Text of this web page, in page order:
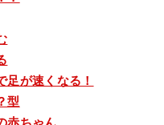
足が速くなる！
型
赤ちゃん